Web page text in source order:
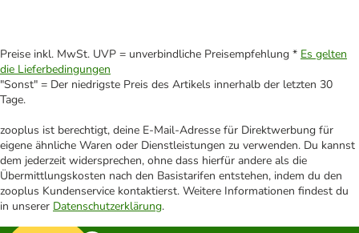
Preise inkl. MwSt. UVP = unverbindliche Preisempfehlung * Es gelten
die Lieferbedingungen
"Sonst" = Der niedrigste Preis des Artikels innerhalb der letzten 30
Tage.
zooplus ist berechtigt, deine E-Mail-Adresse für Direktwerbung für
eigene ähnliche Waren oder Dienstleistungen zu verwenden. Du kannst
dem jederzeit widersprechen, ohne dass hierfür andere als die
Übermittlungskosten nach den Basistarifen entstehen, indem du den
zooplus Kundenservice kontaktierst. Weitere Informationen findest du
in unserer Datenschutzerklärung.